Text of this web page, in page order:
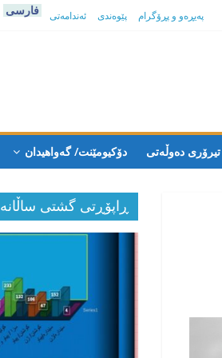
فارسی پەیڕەو و پڕۆگرام پێوەندی ئەندامەتی
تیرۆری دەوڵەتی دۆکیومێنت/ گەواهیدان
ڕاپۆڕتی گشتی ساڵانه